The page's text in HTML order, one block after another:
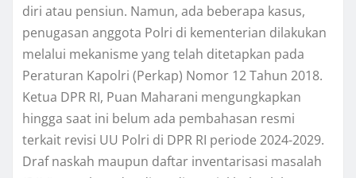
diri atau pensiun. Namun, ada beberapa kasus,
penugasan anggota Polri di kementerian dilakukan
melalui mekanisme yang telah ditetapkan pada
Peraturan Kapolri (Perkap) Nomor 12 Tahun 2018.
Ketua DPR RI, Puan Maharani mengungkapkan
hingga saat ini belum ada pembahasan resmi
terkait revisi UU Polri di DPR RI periode 2024-2029.
Draf naskah maupun daftar inventarisasi masalah